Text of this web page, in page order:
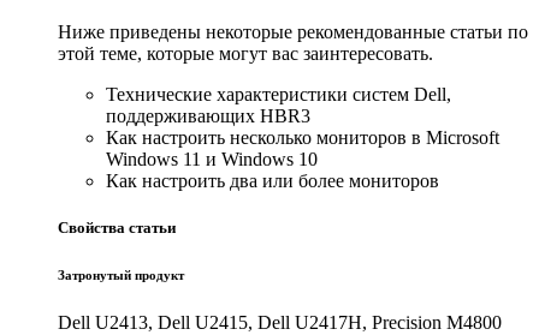
Ниже приведены некоторые рекомендованные статьи по
этой теме, которые могут вас заинтересовать.
Технические характеристики систем Dell,
поддерживающих HBR3
Как настроить несколько мониторов в Microsoft
Windows 11 и Windows 10
Как настроить два или более мониторов
Свойства статьи
Затронутый продукт
Dell U2413, Dell U2415, Dell U2417H, Precision M4800